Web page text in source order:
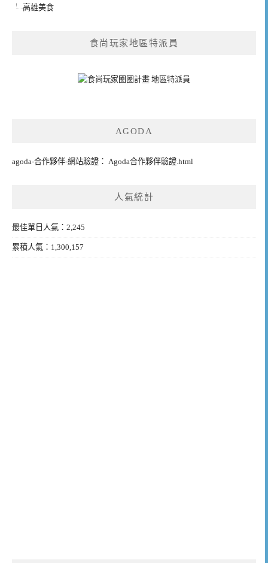
高雄美食
食尚玩家地區特派員
AGODA
agoda-合作夥伴-網站驗證： Agoda合作夥伴驗證.html
人氣統計
最佳單日人氣：2,245
累積人氣：1,300,157